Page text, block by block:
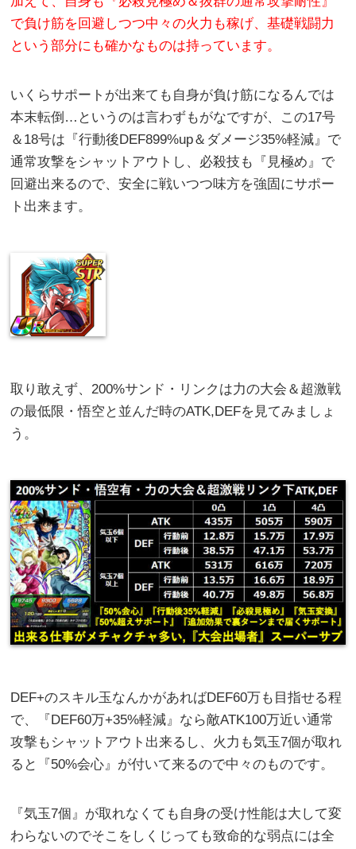
で負け筋を回避しつつ中々の火力も稼げ、基礎戦闘力
という部分にも確かなものは持っています。
いくらサポートが出来ても自身が負け筋になるんでは
本末転倒…というのは言わずもがなですが、この17号
＆18号は『行動後DEF899%up＆ダメージ35%軽減』で
通常攻撃をシャットアウトし、必殺技も『見極め』で
回避出来るので、安全に戦いつつ味方を強固にサポー
ト出来ます。
取り敢えず、200%サンド・リンクは力の大会＆超激戦
の最低限・悟空と並んだ時のATK,DEFを見てみましょ
う。
DEF+のスキル玉なんかがあればDEF60万も目指せる程
で、『DEF60万+35%軽減』なら敵ATK100万近い通常
攻撃もシャットアウト出来るし、火力も気玉7個が取れ
ると『50%会心』が付いて来るので中々のものです。
『気玉7個』が取れなくても自身の受け性能は大して変
わらないのでそこをしくじっても致命的な弱点には全